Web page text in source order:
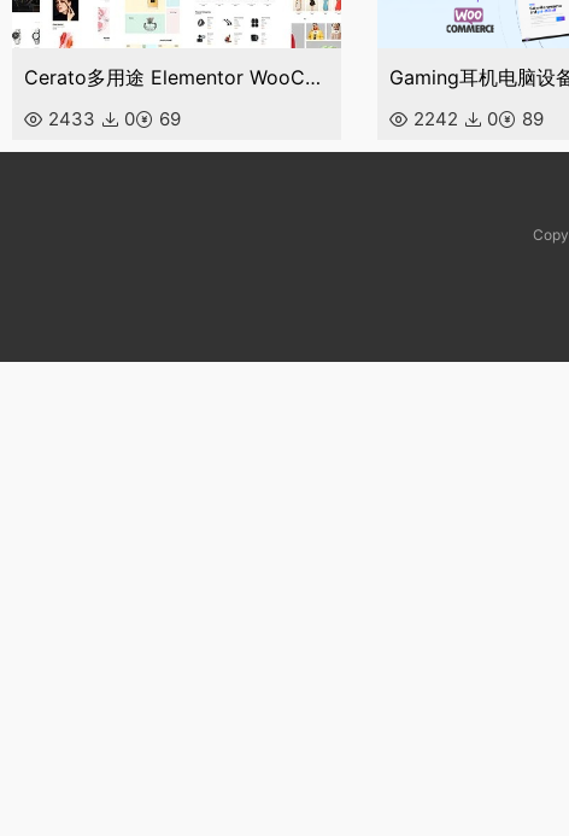
Cerato多用途 Elementor WooCommerce 主题
2433 0 69 2242 0 89